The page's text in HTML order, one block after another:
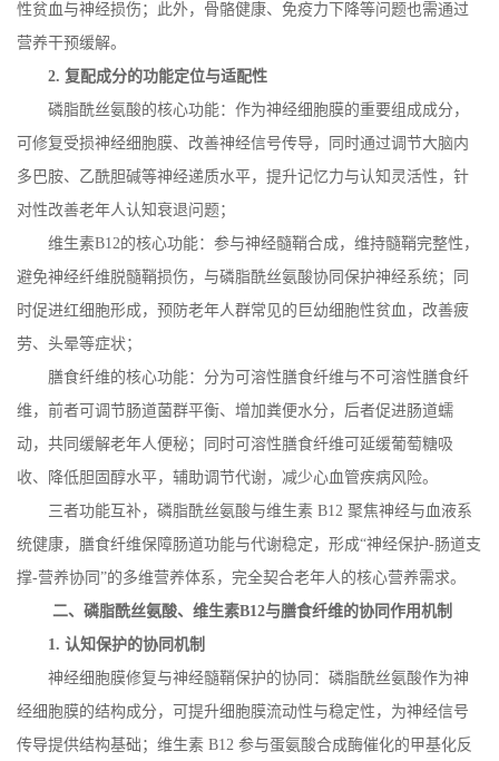
性贫血与神经损伤；此外，骨骼健康、免疫力下降等问题也需通过
营养干预缓解。
2.复配成分的功能定位与适配性
磷脂酰丝氨酸的核心功能：作为神经细胞膜的重要组成成分，
可修复受损神经细胞膜、改善神经信号传导，同时通过调节大脑内
多巴胺、乙酰胆碱等神经递质水平，提升记忆力与认知灵活性，针
对性改善老年人认知衰退问题；
维生素B12的核心功能：参与神经髓鞘合成，维持髓鞘完整性，
避免神经纤维脱髓鞘损伤，与磷脂酰丝氨酸协同保护神经系统；同
时促进红细胞形成，预防老年人群常见的巨幼细胞性贫血，改善疲
劳、头晕等症状；
膳食纤维的核心功能：分为可溶性膳食纤维与不可溶性膳食纤
维，前者可调节肠道菌群平衡、增加粪便水分，后者促进肠道蠕
动，共同缓解老年人便秘；同时可溶性膳食纤维可延缓葡萄糖吸
收、降低胆固醇水平，辅助调节代谢，减少心血管疾病风险。
三者功能互补，磷脂酰丝氨酸与维生素 B12 聚焦神经与血液系
统健康，膳食纤维保障肠道功能与代谢稳定，形成“神经保护-肠道支
撑-营养协同”的多维营养体系，完全契合老年人的核心营养需求。
二、磷脂酰丝氨酸、维生素B12与膳食纤维的协同作用机制
1.认知保护的协同机制
神经细胞膜修复与神经髓鞘保护的协同：磷脂酰丝氨酸作为神
经细胞膜的结构成分，可提升细胞膜流动性与稳定性，为神经信号
传导提供结构基础；维生素 B12 参与蛋氨酸合成酶催化的甲基化反